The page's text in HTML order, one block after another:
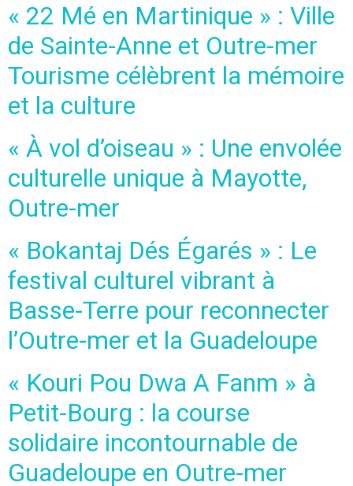
« 22 Mé en Martinique » : Ville
de Sainte-Anne et Outre-mer
Tourisme célèbrent la mémoire
et la culture
« À vol d’oiseau » : Une envolée
culturelle unique à Mayotte,
Outre-mer
« Bokantaj Dés Égarés » : Le
festival culturel vibrant à
Basse-Terre pour reconnecter
l’Outre-mer et la Guadeloupe
« Kouri Pou Dwa A Fanm » à
Petit-Bourg : la course
solidaire incontournable de
Guadeloupe en Outre-mer